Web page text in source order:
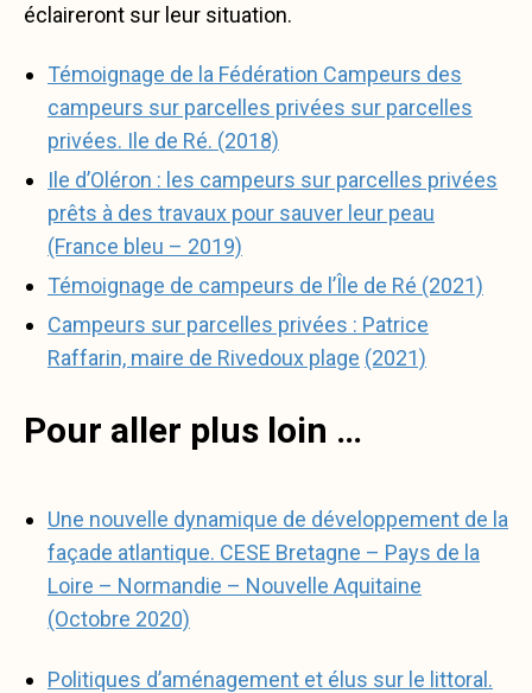
éclaireront sur leur situation.
Témoignage de la Fédération Campeurs des
campeurs sur parcelles privées sur parcelles
privées. Ile de Ré. (2018)
Ile d’Oléron : les campeurs sur parcelles privées
prêts à des travaux pour sauver leur peau
(France bleu – 2019)
Témoignage de campeurs de l’Île de Ré (2021)
Campeurs sur parcelles privées : Patrice
Raffarin, maire de Rivedoux plage (2021)
Pour aller plus loin …
Une nouvelle dynamique de développement de la
façade atlantique. CESE Bretagne – Pays de la
Loire – Normandie – Nouvelle Aquitaine
(Octobre 2020)
Politiques d’aménagement et élus sur le littoral.